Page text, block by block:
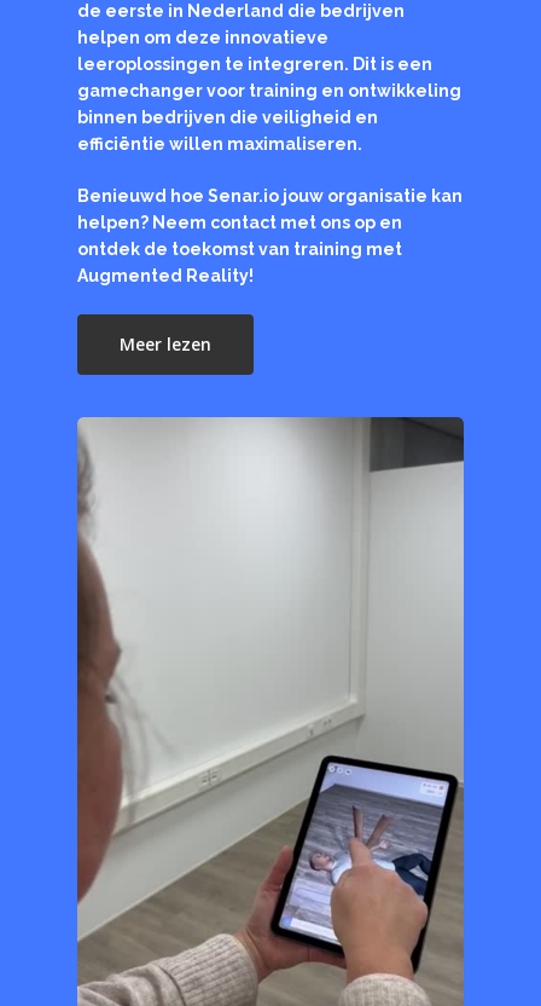
de eerste in Nederland die bedrijven
helpen om deze innovatieve
leeroplossingen te integreren. Dit is een
gamechanger voor training en ontwikkeling
binnen bedrijven die veiligheid en
efficiëntie willen maximaliseren.
Benieuwd hoe Senar.io jouw organisatie kan
helpen? Neem contact met ons op en
ontdek de toekomst van training met
Augmented Reality!
Meer lezen